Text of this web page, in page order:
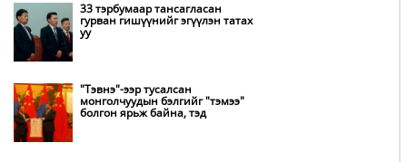
Бүх шатанд хэмнэлтийн горимд
Автобензин, дизель түлшний
33 тэрбумаар тансагласан
гурван гишүүнийг эгүүлэн татах
уу
"Тэвнэ"-ээр тусалсан
монголчуудын бэлгийг "тэмээ"
болгон ярьж байна, тэд